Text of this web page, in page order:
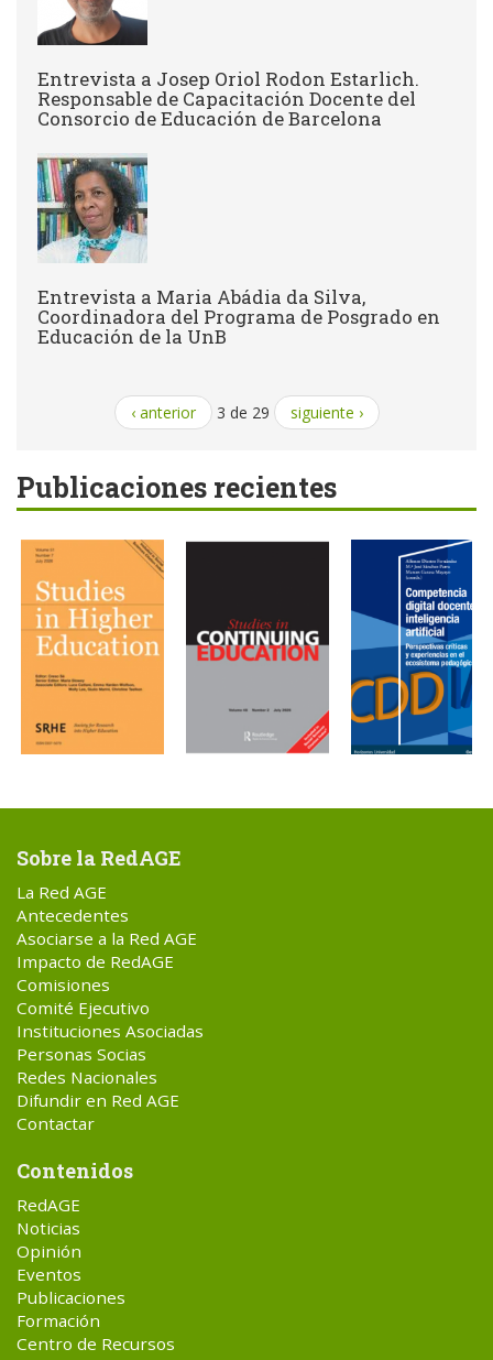
Entrevista a Josep Oriol Rodon Estarlich.
Responsable de Capacitación Docente del
Consorcio de Educación de Barcelona
Entrevista a Maria Abádia da Silva,
Coordinadora del Programa de Posgrado en
Educación de la UnB
‹ anterior 3 de 29 siguiente ›
Publicaciones recientes
Sobre la RedAGE
La Red AGE
Antecedentes
Asociarse a la Red AGE
Impacto de RedAGE
Comisiones
Comité Ejecutivo
Instituciones Asociadas
Personas Socias
Redes Nacionales
Difundir en Red AGE
Contactar
Contenidos
RedAGE
Noticias
Opinión
Eventos
Publicaciones
Formación
Centro de Recursos